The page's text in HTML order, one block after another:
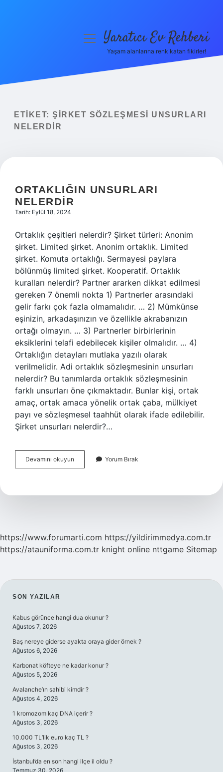
Yasal Uyarı
menüyüYaratıcı Ev Rehberi
Yaşam alanlarına renk katan fikirler!
ETIKET: ŞIRKET SÖZLEŞMESI UNSURLARI
NELERDIR
ORTAKLIĞIN UNSURLARI
NELERDIR
Tarih: Eylül 18, 2024
Ortaklık çeşitleri nelerdir? Şirket türleri: Anonim
şirket. Limited şirket. Anonim ortaklık. Limited
şirket. Komuta ortaklığı. Sermayesi paylara
bölünmüş limited şirket. Kooperatif. Ortaklık
kuralları nelerdir? Partner ararken dikkat edilmesi
gereken 7 önemli nokta 1) Partnerler arasındaki
gelir farkı çok fazla olmamalıdır. … 2) Mümkünse
eşinizin, arkadaşınızın ve özellikle akrabanızın
ortağı olmayın. … 3) Partnerler birbirlerinin
eksiklerini telafi edebilecek kişiler olmalıdır. … 4)
Ortaklığın detayları mutlaka yazılı olarak
verilmelidir. Adi ortaklık sözleşmesinin unsurları
nelerdir? Bu tanımlarda ortaklık sözleşmesinin
farklı unsurları öne çıkmaktadır. Bunlar kişi, ortak
amaç, ortak amaca yönelik ortak çaba, mülkiyet
payı ve sözleşmesel taahhüt olarak ifade edilebilir.
Şirket unsurları nelerdir?…
Devamını okuyun Ortaklığın
Unsurları
Yorum Bırak
https://www.forumarti.com https://yildirimmedya.com.tr
https://atauniforma.com.tr knight online nttgame Sitemap
SIDEBAR
SON YAZILAR
Kabus görünce hangi dua okunur ?
Ağustos 7, 2026
Baş nereye giderse ayakta oraya gider örnek ?
Ağustos 6, 2026
Karbonat köfteye ne kadar konur ?
Ağustos 5, 2026
Avalanche’ın sahibi kimdir ?
Ağustos 4, 2026
1 kromozom kaç DNA içerir ?
Ağustos 3, 2026
10.000 TL’lik euro kaç TL ?
Ağustos 3, 2026
İstanbul’da en son hangi ilçe il oldu ?
Temmuz 30, 2026